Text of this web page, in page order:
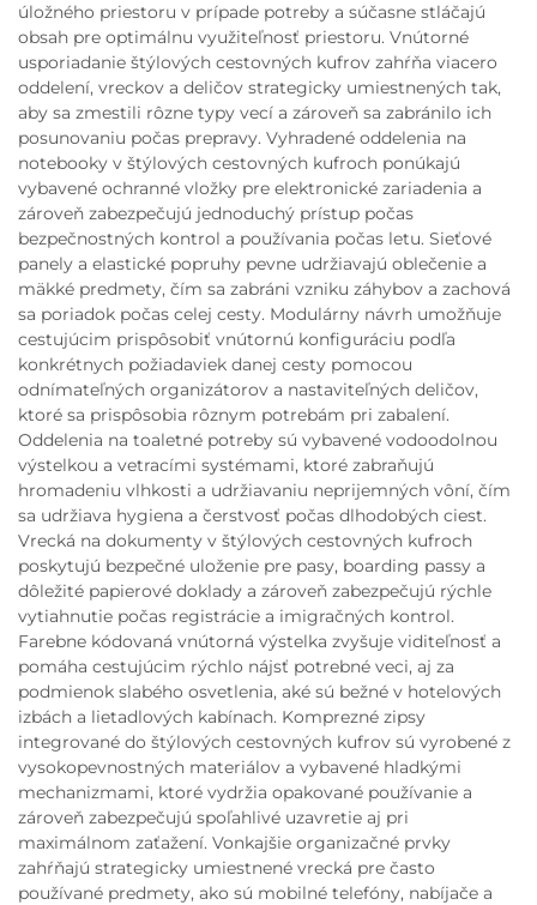
úložného priestoru v prípade potreby a súčasne stláčajú
obsah pre optimálnu využiteľnosť priestoru. Vnútorné
usporiadanie štýlových cestovných kufrov zahŕňa viacero
oddelení, vreckov a deličov strategicky umiestnených tak,
aby sa zmestili rôzne typy vecí a zároveň sa zabránilo ich
posunovaniu počas prepravy. Vyhradené oddelenia na
notebooky v štýlových cestovných kufroch ponúkajú
vybavené ochranné vložky pre elektronické zariadenia a
zároveň zabezpečujú jednoduchý prístup počas
bezpečnostných kontrol a používania počas letu. Sieťové
panely a elastické popruhy pevne udržiavajú oblečenie a
mäkké predmety, čím sa zabráni vzniku záhybov a zachová
sa poriadok počas celej cesty. Modulárny návrh umožňuje
cestujúcim prispôsobiť vnútornú konfiguráciu podľa
konkrétnych požiadaviek danej cesty pomocou
odnímateľných organizátorov a nastaviteľných deličov,
ktoré sa prispôsobia rôznym potrebám pri zabalení.
Oddelenia na toaletné potreby sú vybavené vodoodolnou
výstelkou a vetracími systémami, ktoré zabraňujú
hromadeniu vlhkosti a udržiavaniu neprijemných vôní, čím
sa udržiava hygiena a čerstvosť počas dlhodobých ciest.
Vrecká na dokumenty v štýlových cestovných kufroch
poskytujú bezpečné uloženie pre pasy, boarding passy a
dôležité papierové doklady a zároveň zabezpečujú rýchle
vytiahnutie počas registrácie a imigračných kontrol.
Farebne kódovaná vnútorná výstelka zvyšuje viditeľnosť a
pomáha cestujúcim rýchlo nájsť potrebné veci, aj za
podmienok slabého osvetlenia, aké sú bežné v hotelových
izbách a lietadlových kabínach. Komprezné zipsy
integrované do štýlových cestovných kufrov sú vyrobené z
vysokopevnostných materiálov a vybavené hladkými
mechanizmami, ktoré vydržia opakované používanie a
zároveň zabezpečujú spoľahlivé uzavretie aj pri
maximálnom zaťažení. Vonkajšie organizačné prvky
zahŕňajú strategicky umiestnené vrecká pre často
používané predmety, ako sú mobilné telefóny, nabíjače a